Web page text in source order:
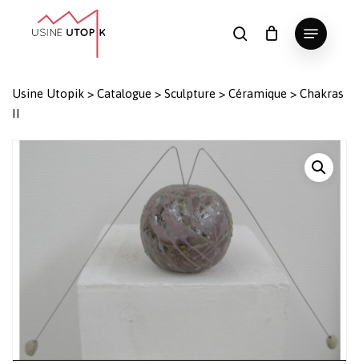
search
Menu
Panier Fermer
le
Usine Utopik > Catalogue > Sculpture > Céramique > Chakras
II
Close